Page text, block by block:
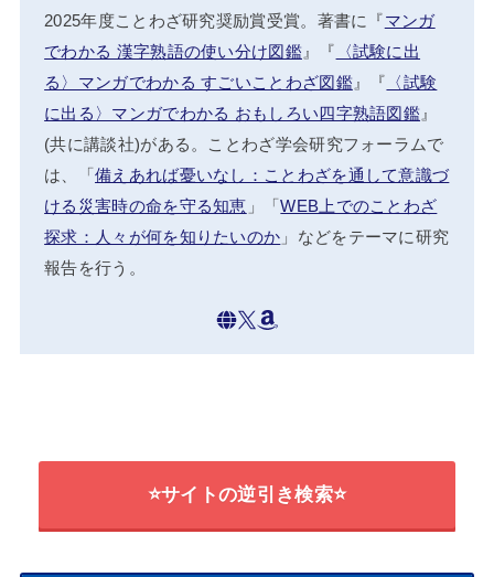
2025年度ことわざ研究奨励賞受賞。著書に『マンガ
でわかる 漢字熟語の使い分け図鑑』『 〈試験に出
る〉マンガでわかる すごいことわざ図鑑』『 〈試験
に出る〉マンガでわかる おもしろい四字熟語図鑑 』
(共に講談社)がある。ことわざ学会研究フォーラムで
は、「備えあれば憂いなし：ことわざを通して意識づ
ける災害時の命を守る知恵 」「WEB上でのことわざ
探求：人々が何を知りたいのか 」などをテーマに研究
報告を行う。
⭐サイトの逆引き検索⭐